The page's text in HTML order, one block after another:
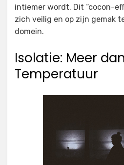
intiemer wordt. Dit “cocon-
zich veilig en op zijn gemak
domein.
Isolatie: Meer
Temperatuur